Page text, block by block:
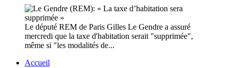
Le député REM de Paris Gilles Le Gendre a assuré
mercredi que la taxe d'habitation serait "supprimée",
même si "les modalités de...
Accueil